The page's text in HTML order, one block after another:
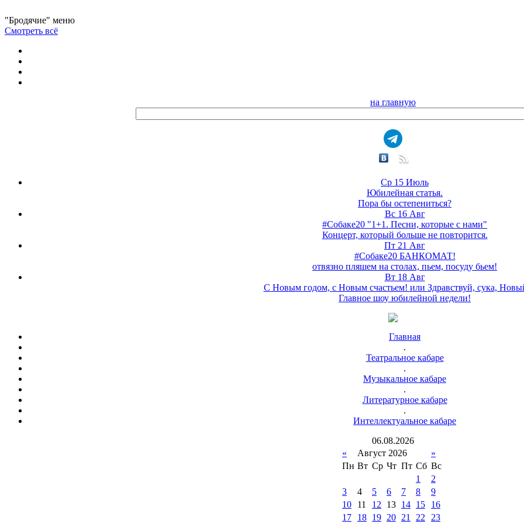
"Бродячие" меню
Смотреть всё
на главную
Ср 15 Июль
Юбилейная статья.
Пора бы остепениться?
Вс 16 Авг
#Собаке20 "1+1. Песни, которые с нами"
Концерт, который больше не повторится.
Пт 21 Авг
#Собаке20 БАНКОМАТ!
отвязно пляшем на столах, пьем, посуду бьем!
Вт 18 Авг
С Новым годом, с Новым счастьем! или Здравствуй, сука,
Главное шоу юбилейной недели!
Главная
.
Театральное кабаре
.
Музыкальное кабаре
.
Литературное кабаре
.
Интеллектуальное кабаре
06.08.2026
«
Август 2026
»
Пн Вт Ср Чт Пт Сб Вс
1
2
3
4 5 6 7 8
9
10
11 12 13 14 15
16
17
18 19 20 21 22
23